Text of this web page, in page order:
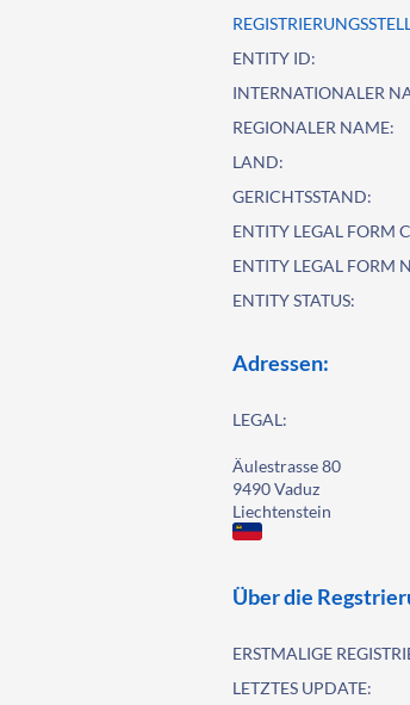
ENTITY ID:
INTERNATIONALER
REGIONALER NAME:
LAND:
GERICHTSSTAND:
ENTITY LEGAL FORM
ENTITY LEGAL FORM
ENTITY STATUS:
Adressen:
LEGAL:
Äulestrasse 80
9490 Vaduz
Liechtenstein
Über die
ERSTMALIGE
LETZTES UPDATE: